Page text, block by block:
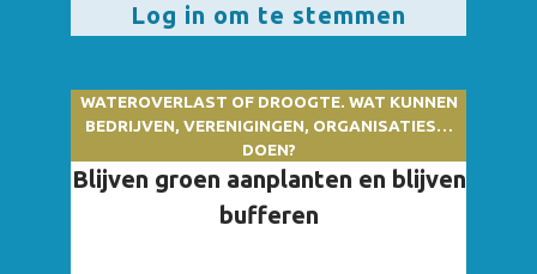
Log in om te stemmen
WATEROVERLAST OF DROOGTE. WAT KUNNEN
BEDRIJVEN, VERENIGINGEN, ORGANISATIES…
DOEN?
Blijven groen aanplanten en blijven
bufferen